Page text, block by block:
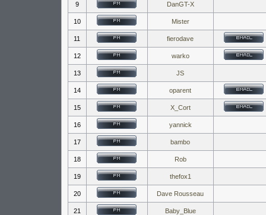
9 DanGT-X
10 Mister
11 fierodave
12 warko
13 JS
14 oparent
15 X_Cort
16 yannick
17 bambo
18 Rob
19 thefox1
20 Dave Rousseau
21 Baby_Blue